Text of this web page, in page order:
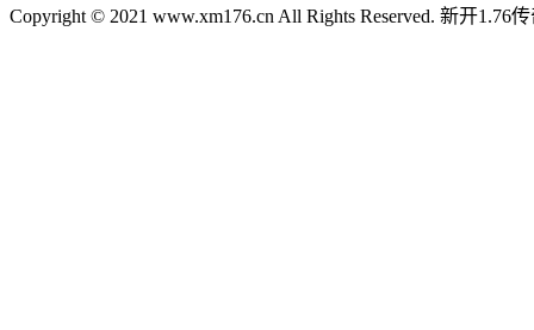
Copyright © 2021 www.xm176.cn All Rights Reserved. 新开1.76